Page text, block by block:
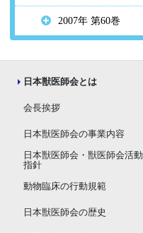
2007年 第60巻
日本獣医師会とは
会長挨拶
日本獣医師会の事業内容
日本獣医師会・獣医師会活動
指針
動物臨床の行動規範
日本獣医師会の歴史